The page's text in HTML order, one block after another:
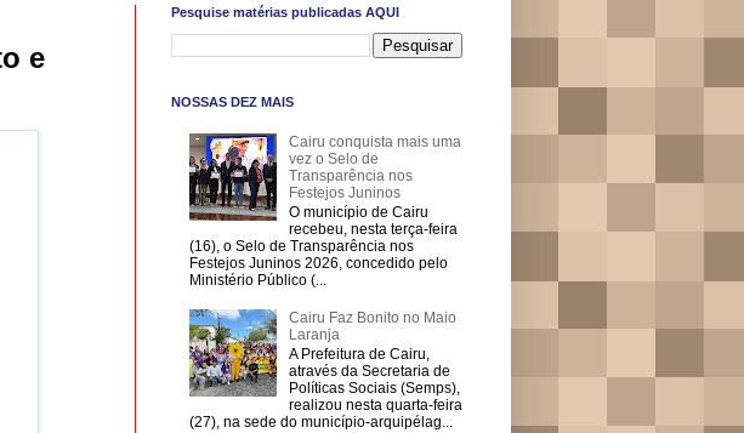
e
Pesquise matérias publicadas AQUI
NOSSAS DEZ MAIS
Cairu conquista mais uma
vez o Selo de
Transparência nos
Festejos Juninos
O município de Cairu
recebeu, nesta terça-feira
(16), o Selo de Transparência nos
Festejos Juninos 2026, concedido pelo
Ministério Público (...
Cairu Faz Bonito no Maio
Laranja
A Prefeitura de Cairu,
através da Secretaria de
Políticas Sociais (Semps),
realizou nesta quarta-feira
(27), na sede do município-arquipélag...